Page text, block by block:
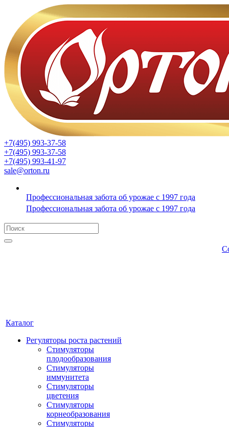
+7(495) 993-37-58
+7(495) 993-37-58
+7(495) 993-41-97
sale@orton.ru
Профессиональная забота об урожае с 1997 года
Профессиональная забота об урожае с 1997 года
Каталог
Регуляторы роста растений
Стимуляторы
плодообразования
Стимуляторы
иммунитета
Стимуляторы
цветения
Стимуляторы
корнеобразования
Стимуляторы